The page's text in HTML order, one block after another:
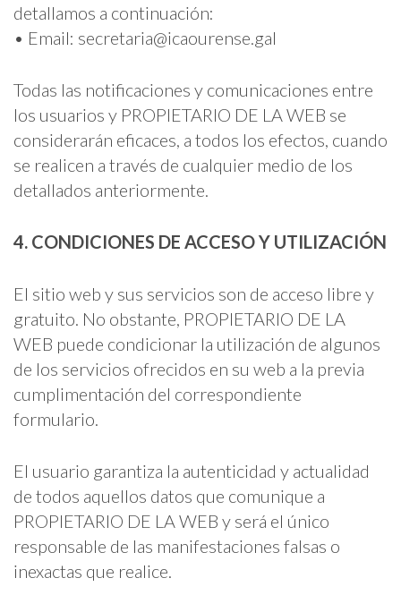
detallamos a continuación:
• Email: secretaria@icaourense.gal
Todas las notificaciones y comunicaciones entre
los usuarios y PROPIETARIO DE LA WEB se
considerarán eficaces, a todos los efectos, cuando
se realicen a través de cualquier medio de los
detallados anteriormente.
4. CONDICIONES DE ACCESO Y UTILIZACIÓN
El sitio web y sus servicios son de acceso libre y
gratuito. No obstante, PROPIETARIO DE LA
WEB puede condicionar la utilización de algunos
de los servicios ofrecidos en su web a la previa
cumplimentación del correspondiente
formulario.
El usuario garantiza la autenticidad y actualidad
de todos aquellos datos que comunique a
PROPIETARIO DE LA WEB y será el único
responsable de las manifestaciones falsas o
inexactas que realice.